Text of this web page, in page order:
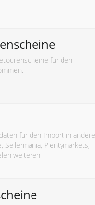
für den
für den Import in andere
Sellermania, Plentymarkets,
weiteren